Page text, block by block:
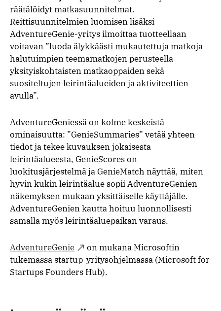
räätälöidyt matkasuunnitelmat.
Reittisuunnitelmien luomisen lisäksi
AdventureGenie-yritys ilmoittaa tuotteellaan
voitavan ”luoda älykkäästi mukautettuja matkoja
halutuimpien teemamatkojen perusteella
yksityiskohtaisten matkaoppaiden sekä
suositeltujen leirintäalueiden ja aktiviteettien
avulla”.
AdventureGeniessä on kolme keskeistä
ominaisuutta: ”GenieSummaries” vetää yhteen
tiedot ja tekee kuvauksen jokaisesta
leirintäalueesta, GenieScores on
luokitusjärjestelmä ja GenieMatch näyttää, miten
hyvin kukin leirintäalue sopii AdventureGenien
näkemyksen mukaan yksittäiselle käyttäjälle.
AdventureGenien kautta hoituu luonnollisesti
samalla myös leirintäaluepaikan varaus.
AdventureGenie
on mukana Microsoftin
tukemassa startup-yritysohjelmassa (Microsoft for
Startups Founders Hub).